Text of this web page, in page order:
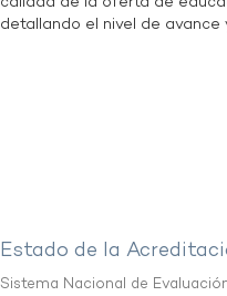
detallando el nivel de avance
Estado de la
Sistema Nacional de